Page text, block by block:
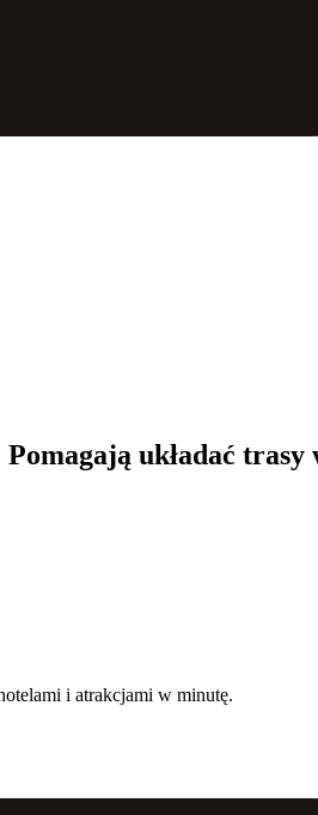
układać trasy
i atrakcjami w minutę.